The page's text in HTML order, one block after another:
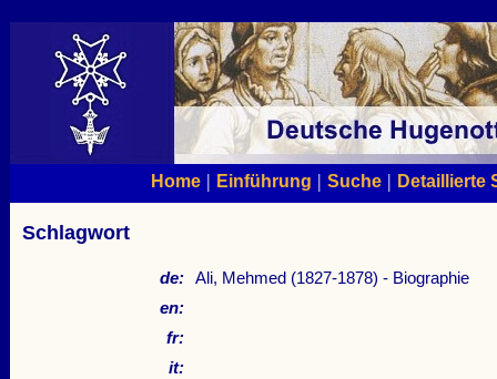
Home| Einführung | Suche| Detaillierte
Schlagwort
de: Ali, Mehmed (1827-1878) - Biographie
en:
fr:
it: